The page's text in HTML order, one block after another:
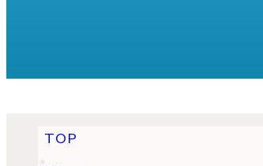
TOP